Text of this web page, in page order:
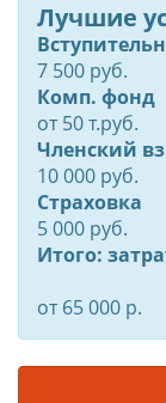
Лучшие
7 500 руб.
Комп. фонд
от50т.руб.
Членский
10 000 руб.
Страховка
5 000 руб.
Итого:
от 65 000 р.